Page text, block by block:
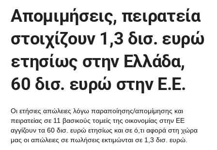
Απομιμήσεις, πειρατεία
στοιχίζουν 1,3 δισ. ευρώ
ετησίως στην Ελλάδα,
60 δισ. ευρώ στην Ε.Ε.
Οι ετήσιες απώλειες λόγω παραποίησης/απομίμησης και
πειρατείας σε 11 βασικούς τομείς της οικονομίας στην ΕΕ
αγγίζουν τα 60 δισ. ευρώ ετησίως και σε ό,τι αφορά στη χώρα
μας οι απώλειες σε πωλήσεις εκτιμώνται σε 1,3 δισ. ευρώ.